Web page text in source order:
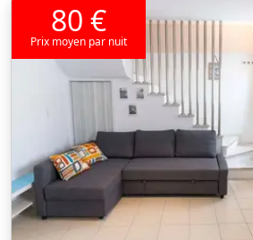
80 €
Prix moyen par nuit